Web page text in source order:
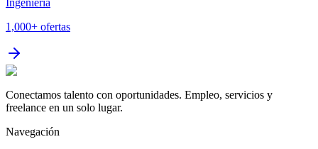
Ingeniería
1,000+ ofertas
Conectamos talento con oportunidades. Empleo, servicios y
freelance en un solo lugar.
Navegación